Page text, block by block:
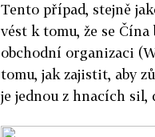
Tento případ, stejně
vést k tomu, že se
obchodní organizaci
tomu, jak zajistit, aby
je jednou z hnacích